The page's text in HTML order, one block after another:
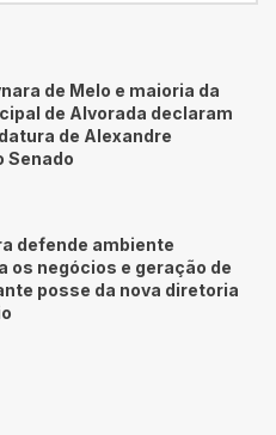
de Melo e maioria da
de Alvorada declaram
de Alexandre
Senado
defende ambiente
os negócios e geração de
posse da nova diretoria